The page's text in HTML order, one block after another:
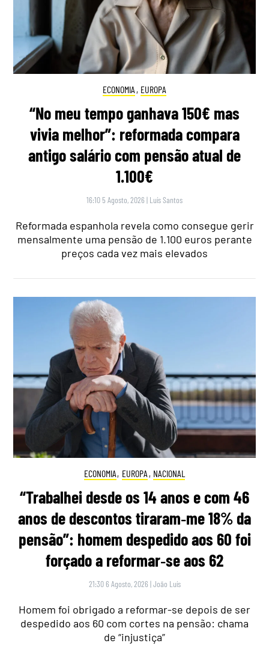
ECONOMIA , EUROPA
“No meu tempo ganhava 150€ mas
vivia melhor”: reformada compara
antigo salário com pensão atual de
1.100€
16:10 5 Agosto, 2026 | Luís Santos
Reformada espanhola revela como consegue gerir
mensalmente uma pensão de 1.100 euros perante
preços cada vez mais elevados
ECONOMIA, EUROPA , NACIONAL
“Trabalhei desde os 14 anos e com 46
anos de descontos tiraram‑me 18% da
pensão”: homem despedido aos 60 foi
forçado a reformar‑se aos 62
21:30 6 Agosto, 2026 |João Luís
Homem foi obrigado a reformar-se depois de ser
despedido aos 60 com cortes na pensão: chama
de “injustiça”